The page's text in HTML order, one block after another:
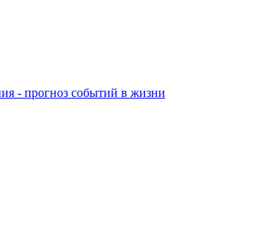
- прогноз событий в жизни